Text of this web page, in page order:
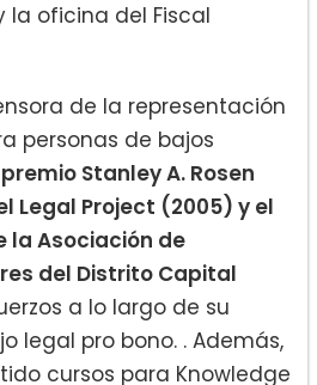
la oficina del Fiscal
de la representación
personas de bajos
Stanley A. Rosen
Legal Project (2005) y el
la Asociación de
del Distrito Capital
a lo largo de su
legal pro bono. . Además,
cursos para Knowledge